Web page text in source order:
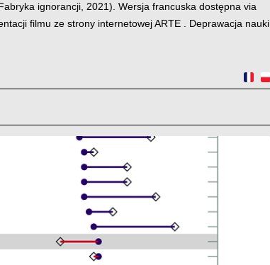
ignorancji, 2021). Wersja francuska dostępna via
filmu ze strony internetowej ARTE . Deprawacja nauki
państw OECD